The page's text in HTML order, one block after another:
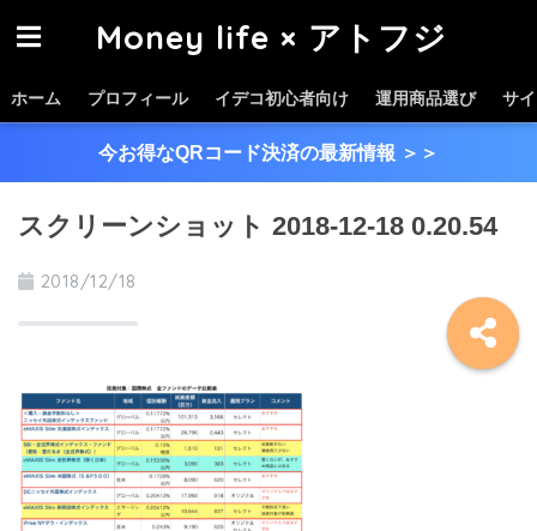
Money life × アトフジ
ホーム プロフィール イデコ初心者向け 運用商品選び サ
今お得なQRコード決済の最新情報 ＞＞
スクリーンショット 2018-12-18 0.20.54
2018/12/18